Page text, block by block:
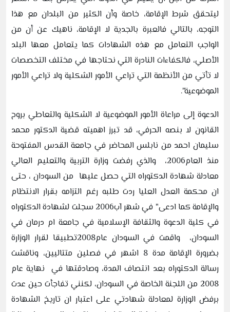
ليتحقق شرط الإقامة، خاصة وأن الكثير من البلدان مع هذا
التوجه، بالتالي فالعبرة بالجدية لا الإقامة، ناهيك عن أن من
الواجب التعامل مع هذه الشهادات كما يتعامل معها البلد
الأصلي، فالكفاءات النادرة التي نحتاجها في مختلف التخصصات
لا تأتي من الأنظمة التي تراعي الأمور الشكلية ولا تراعي الأمور
الموضوعية".
الدعوة إلى مراعاة الأمور الموضوعية لا الشكلية والتعاطي بروح
القانون لا بنصه الحرفي، قد تبرز اهميته قضية الدكتور محمد
سليمان احمد من نابلس المحاضر في جامعة القدس المفتوحة
منذ العام2006، والذي رفضت وزارة التربية والتعليم العالي
معادلة شهادة الدكتوراه التي حصل عليها من السودان ، حتى
ان محكمة العدل العليا ردت طلبه رغم التزامه بقرار الانتظام
والإقامة كما ادعى" في شهر آب2006 سجلت لشهادة الدكتوراه
في كلية الدعوة والثقافة الإسلامية في جامعة ام درمان في
السودان، واقمت في السودان عام2008تطبيقا لقرار الوزارة
بضرورة الإقامة مدة 8 اشهر في فصلين متتاليين، وناقشت
رسالة الدكتوراه بعد انتصاف المدة، وصادقتها في نهاية عام
2008 من اللجنة الخاصة في السودان، لكنني تفاجأت حين عدت
برفض الوزارة لمعادلة شهادتي على اعتبار ان تاريخ الشهادة